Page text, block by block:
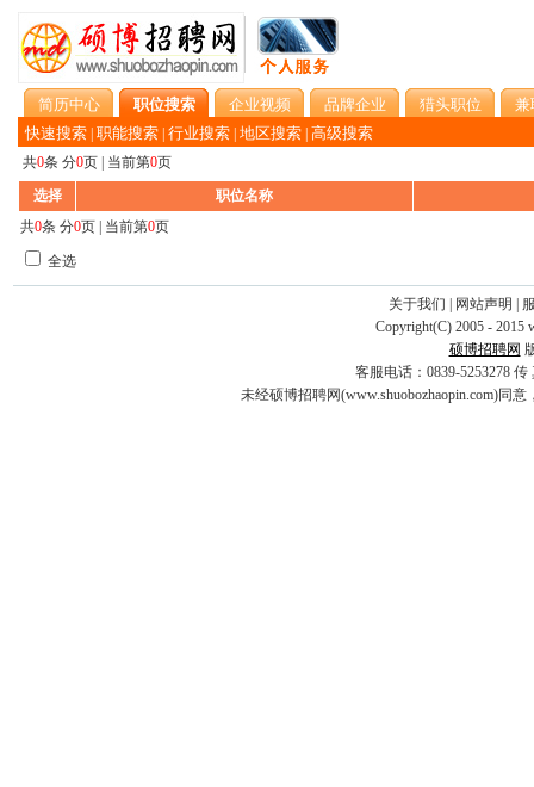
简历中心 职位搜索 企业视频 品牌企业 猎头职位
兼
快速搜索 职能搜索 行业搜索 地区搜索 高级搜索
共0条 分0页 | 当前第0页
选择
职位名称
共0条 分0页 | 当前第0页
全选
关于我们 网站声明
Copyright(C) 2005 - 2015
硕博招聘网
客服电话：0839-5253278 传
未经硕博招聘网(www.shuobozhaopin.com)同